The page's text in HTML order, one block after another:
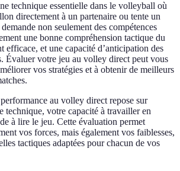
technique essentielle dans le volleyball où
directement à un partenaire ou tente un
non seulement des compétences
une bonne compréhension tactique du
efficace, et une capacité d’anticipation des
Évaluer votre jeu au volley direct peut vous
vos stratégies et à obtenir de meilleurs
au volley direct repose sur
technique, votre capacité à travailler en
à lire le jeu. Cette évaluation permet
vos forces, mais également vos faiblesses,
tactiques adaptées pour chacun de vos